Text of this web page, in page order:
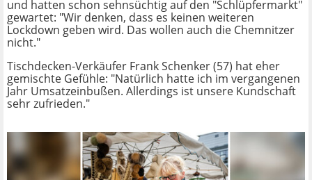
und hatten schon sehnsüchtig auf den "Schlüpfermarkt"
gewartet: "Wir denken, dass es keinen weiteren
Lockdown geben wird. Das wollen auch die Chemnitzer
nicht."
Tischdecken-Verkäufer Frank Schenker (57) hat eher
gemischte Gefühle: "Natürlich hatte ich im vergangenen
Jahr Umsatzeinbußen. Allerdings ist unsere Kundschaft
sehr zufrieden."